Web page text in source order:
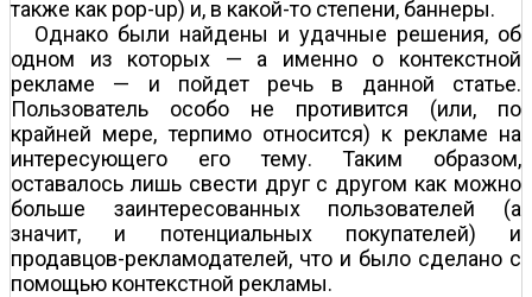
также как pop-up) и, в какой-то степени, баннеры.
Однако были найдены и удачные решения, об
одном из которых — а именно о контекстной
рекламе — и пойдет речь в данной статье.
Пользователь особо не противится (или, по
крайней мере, терпимо относится) к рекламе на
интересующего его тему. Таким образом,
оставалось лишь свести друг с другом как можно
больше заинтересованных пользователей (а
значит, и потенциальных покупателей) и
продавцов-рекламодателей, что и было сделано с
помощью контекстной рекламы.